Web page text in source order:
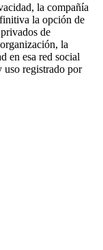
la compañía
la opción de
de
la
en esa red social
uso registrado por